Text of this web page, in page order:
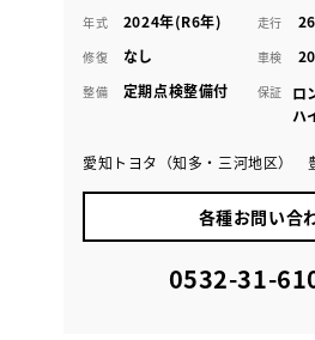
年式 2024年(R6年) 走行
修復 なし 車検
整備 定期点検整備付 保証
ロ
ハ
愛知トヨタ（知多・三河地区）
各種お問い合
0532-31-